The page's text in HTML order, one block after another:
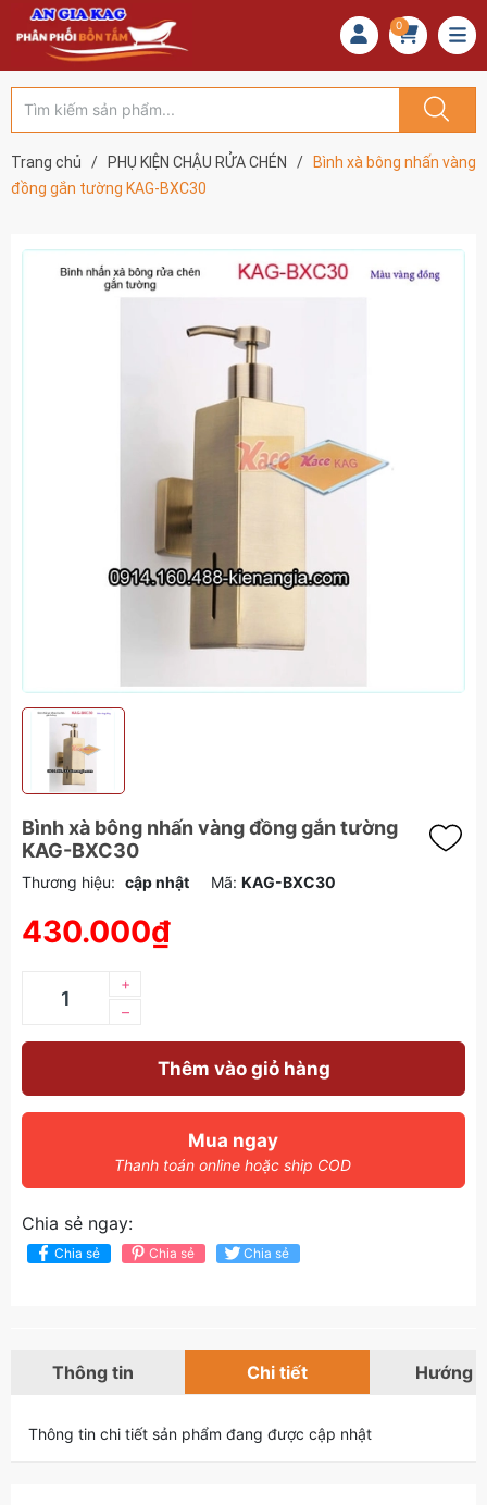
0
Trang chủ / PHỤ KIỆN CHẬU RỬA CHÉN /
Bình xà bông nhấn vàng
đồng gắn tường KAG-BXC30
Bình xà bông nhấn vàng đồng gắn tường
KAG-BXC30
Thương hiệu: cập nhật Mã: KAG-BXC30
430.000₫
–
+
Thêm vào giỏ hàng
Mua ngay
Thanh toán online hoặc ship COD
Chia sẻ ngay:
Chia sẻ Chia sẻ Chia sẻ
Thông tin Chi tiết Hướng
Thông tin chi tiết sản phẩm đang được cập nhật